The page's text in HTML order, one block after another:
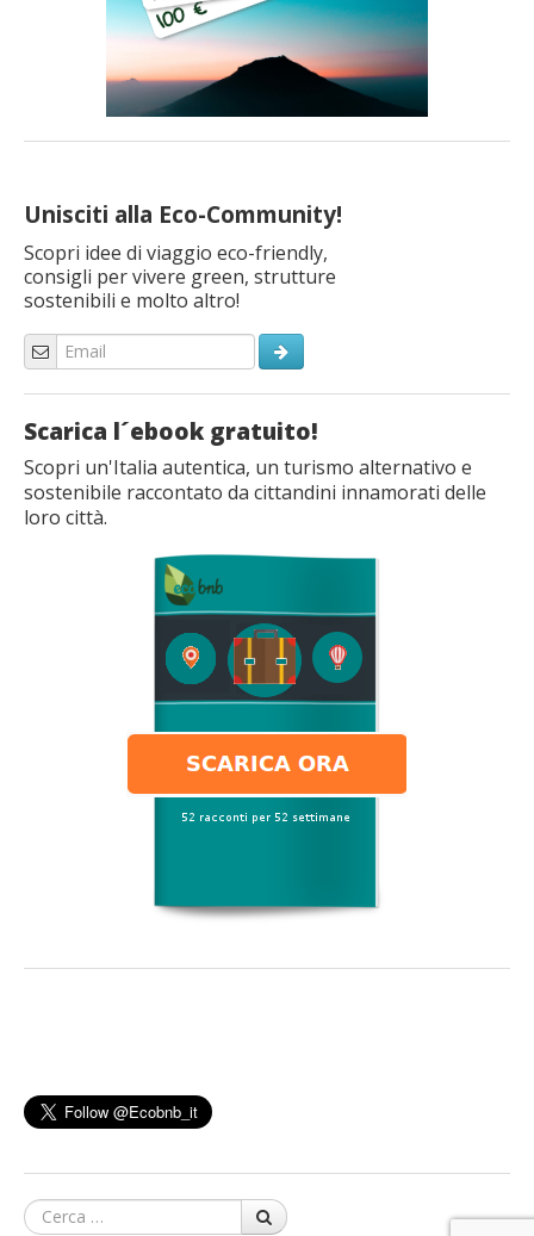
Unisciti alla Eco-Community!
Scopri idee di viaggio eco-friendly,
consigli per vivere green, strutture
sostenibili e molto altro!
Scarica l´ebook gratuito!
Scopri un'Italia autentica, un turismo alternativo e
sostenibile raccontato da cittandini innamorati delle
loro città.
Cerca